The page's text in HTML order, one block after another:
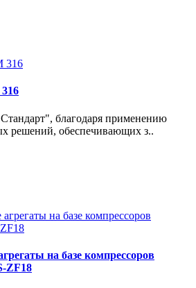
благодаря применению
решений, обеспечивающих з..
на базе компрессоров
ZF18